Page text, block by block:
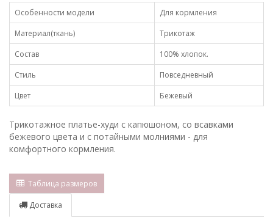
Особенности модели
Для кормления
Материал(ткань)
Трикотаж
Состав
100% хлопок.
Стиль
Повседневный
Цвет
Бежевый
Трикотажное платье-худи с капюшоном, со всавками
бежевого цвета и с потайными молниями - для
комфортного кормления.
Таблица размеров
Доставка